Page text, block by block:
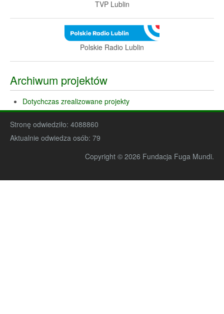
TVP Lublin
Polskie Radio Lublin
Archiwum projektów
Dotychczas zrealizowane projekty
Stronę odwiedziło: 4088860
Aktualnie odwiedza osób: 79
Copyright © 2026 Fundacja Fuga Mundi.